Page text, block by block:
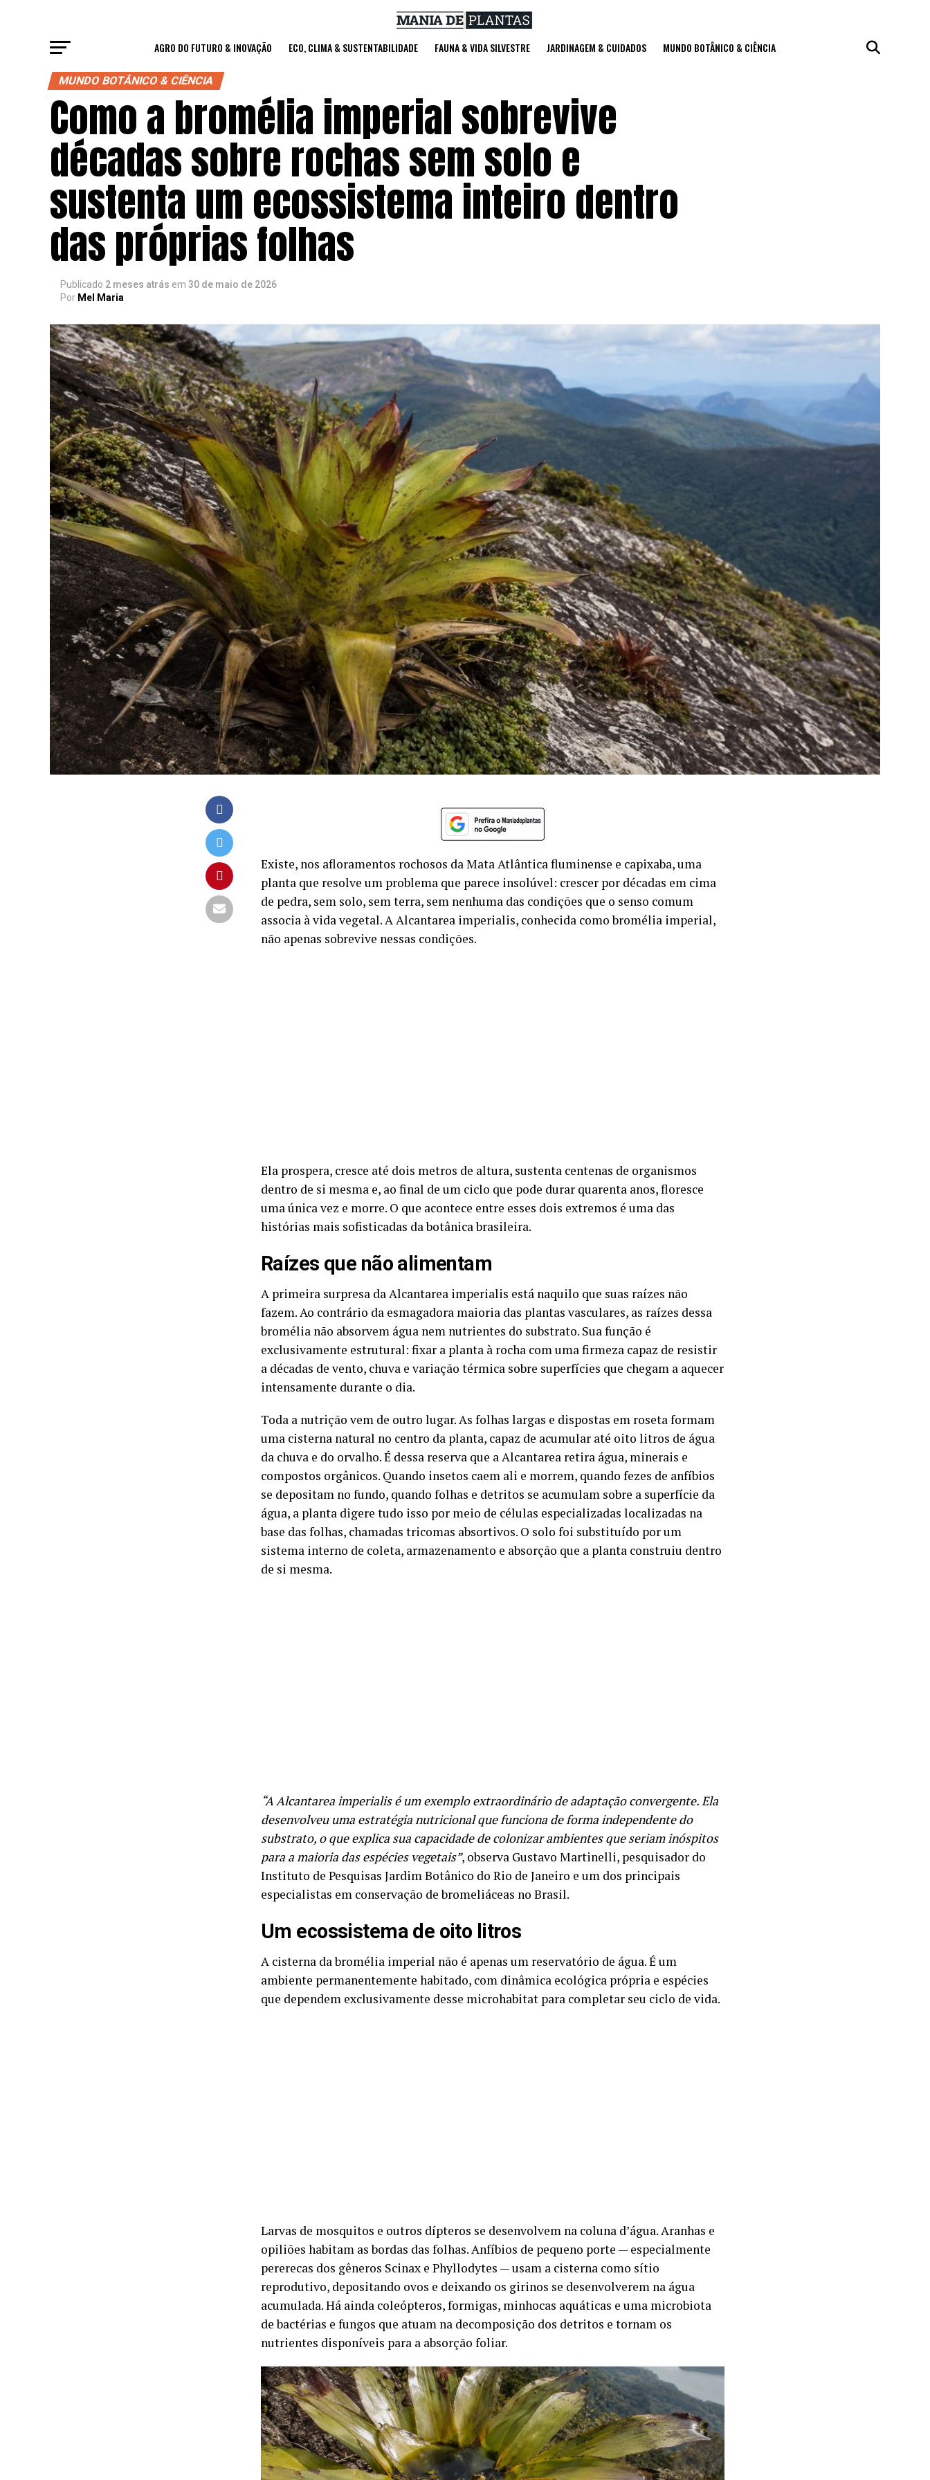
AGRO DO FUTURO & INOVAÇÃO ECO, CLIMA & SUSTENTABILIDADE FAUNA & VIDA SILVESTRE JARDINAGEM & CUIDADOS MUNDO BOTÂNICO & CIÊNCIA
MUNDO BOTÂNICO & CIÊNCIA
Como a bromélia imperial sobrevive
décadas sobre rochas sem solo e
sustenta um ecossistema inteiro dentro
das próprias folhas
Publicado 2 meses atrás em 30 de maio de 2026
Por Mel Maria
Existe, nos afloramentos rochosos da Mata Atlântica fluminense e capixaba, uma
planta que resolve um problema que parece insolúvel: crescer por décadas em cima
de pedra, sem solo, sem terra, sem nenhuma das condições que o senso comum
associa à vida vegetal. A Alcantarea imperialis, conhecida como bromélia imperial,
não apenas sobrevive nessas condições.
Ela prospera, cresce até dois metros de altura, sustenta centenas de organismos
dentro de si mesma e, ao final de um ciclo que pode durar quarenta anos, floresce
uma única vez e morre. O que acontece entre esses dois extremos é uma das
histórias mais sofisticadas da botânica brasileira.
Raízes que não alimentam
A primeira surpresa da Alcantarea imperialis está naquilo que suas raízes não
fazem. Ao contrário da esmagadora maioria das plantas vasculares, as raízes dessa
bromélia não absorvem água nem nutrientes do substrato. Sua função é
exclusivamente estrutural: fixar a planta à rocha com uma firmeza capaz de resistir
a décadas de vento, chuva e variação térmica sobre superfícies que chegam a aquecer
intensamente durante o dia.
Toda a nutrição vem de outro lugar. As folhas largas e dispostas em roseta formam
uma cisterna natural no centro da planta, capaz de acumular até oito litros de água
da chuva e do orvalho. É dessa reserva que a Alcantarea retira água, minerais e
compostos orgânicos. Quando insetos caem ali e morrem, quando fezes de anfíbios
se depositam no fundo, quando folhas e detritos se acumulam sobre a superfície da
água, a planta digere tudo isso por meio de células especializadas localizadas na
base das folhas, chamadas tricomas absortivos. O solo foi substituído por um
sistema interno de coleta, armazenamento e absorção que a planta construiu dentro
de si mesma.
“A Alcantarea imperialis é um exemplo extraordinário de adaptação convergente. Ela
desenvolveu uma estratégia nutricional que funciona de forma independente do
substrato, o que explica sua capacidade de colonizar ambientes que seriam inóspitos
para a maioria das espécies vegetais”, observa Gustavo Martinelli, pesquisador do
Instituto de Pesquisas Jardim Botânico do Rio de Janeiro e um dos principais
especialistas em conservação de bromeliáceas no Brasil.
Um ecossistema de oito litros
A cisterna da bromélia imperial não é apenas um reservatório de água. É um
ambiente permanentemente habitado, com dinâmica ecológica própria e espécies
que dependem exclusivamente desse microhabitat para completar seu ciclo de vida.
Larvas de mosquitos e outros dípteros se desenvolvem na coluna d’água. Aranhas e
opiliões habitam as bordas das folhas. Anfíbios de pequeno porte — especialmente
pererecas dos gêneros Scinax e Phyllodytes — usam a cisterna como sítio
reprodutivo, depositando ovos e deixando os girinos se desenvolverem na água
acumulada. Há ainda coleópteros, formigas, minhocas aquáticas e uma microbiota
de bactérias e fungos que atuam na decomposição dos detritos e tornam os
nutrientes disponíveis para a absorção foliar.